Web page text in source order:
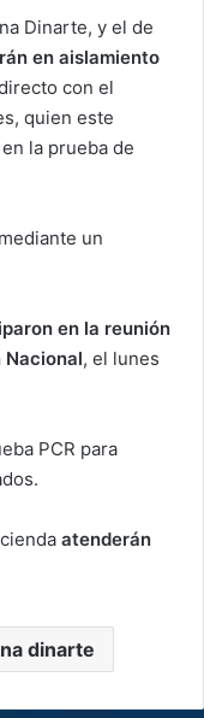
Dinarte, y el de
en aislamiento
con el
quien este
la prueba de
un
en la reunión
, el lunes
PCR para
atenderán
dinarte